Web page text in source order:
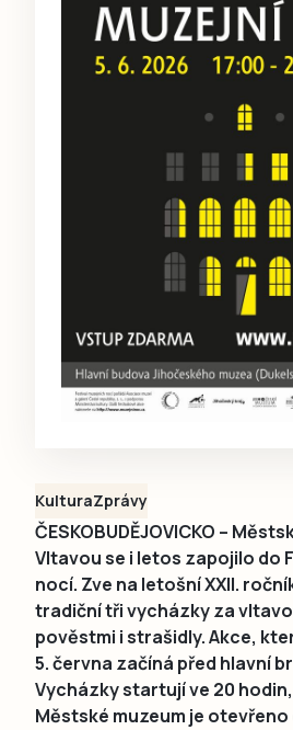
KulturaZprávy
ČESKOBUDĚJOVICKO –
Vltavou se i letos zapojilo do
nocí. Zve na letošní XXII.
tradiční tři vycházky za
pověstmi i strašidly. Akce,
5. června začíná před hlavní
Vycházky startují ve 20 hodin,
Městské muzeum je otevřeno